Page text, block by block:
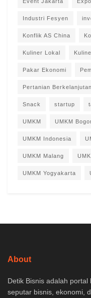
Industri Fesyen
Konflik AS China
Kuliner Lokal
Pakar Ekonomi
Pertanian Berkelanjutan
Snack startup
UMKM UMKM
UMKM Indonesia
UMKM Malang
UMKM Yogyakarta
About
Detik Bisnis adalah
seputar bisnis, ekonomi,